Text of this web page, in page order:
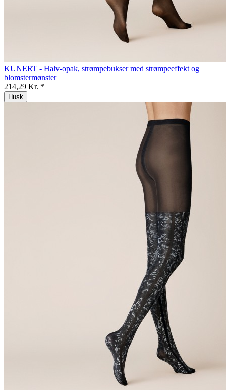
KUNERT - Halv-opak, strømpebukser med strømpeeffekt og
blomstermønster
214,29 Kr. *
Husk